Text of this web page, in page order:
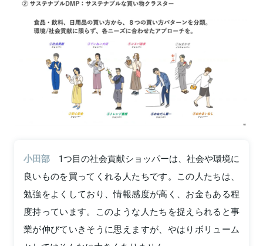
小田部
1つ目の社会貢献ショッパーは、社会や環境に
良いものを買ってくれる人たちです。この人たちは、
勉強をよくしており、情報感度が高く、お金もある程
度持っています。このような人たちを捉えられると事
業が伸びていきそうに思えますが、やはりボリューム